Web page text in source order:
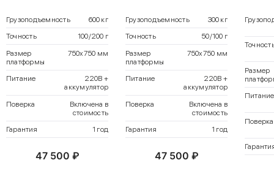
Грузоподъемность
600 кг
Точность
100/200 г
Размер
платформы
750х750 мм
Питание
220В +
аккумулятор
Поверка
Включена в
стоимость
Гарантия
1 год
47 500 ₽
Грузоподъемность
300 кг
Точность
50/100 г
Размер
платформы
750х750 мм
Питание
220В +
аккумулятор
Поверка
Включена в
стоимость
Гарантия
1 год
47 500 ₽
Размер
Питание
Поверка